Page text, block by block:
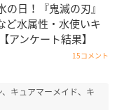
の日！『鬼滅の刃』
ど水属性・水使いキ
アンケート結果】
15コメント
キュアマーメイド、キ